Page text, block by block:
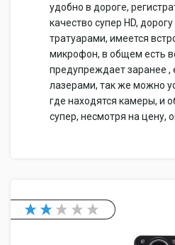
удобно в дороге,
качество супер HD,
тратуарами, имеется
микрофон, в общем есть
предупреждает заранее ,
лазерами, так же можно
где находятся камеры, и
супер, несмотря на цену,